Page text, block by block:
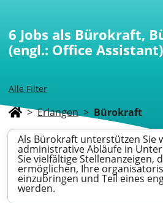
Alle Filter
6 Jobs als Bürokraft,
(engl.: Office Assistant)
> Erlangen > Bürokraft
Als Bürokraft unterstützen Sie
administrative Abläufe in
Sie vielfältige Stellenanzeigen,
ermöglichen, Ihre
einzubringen und Teil eines
werden.